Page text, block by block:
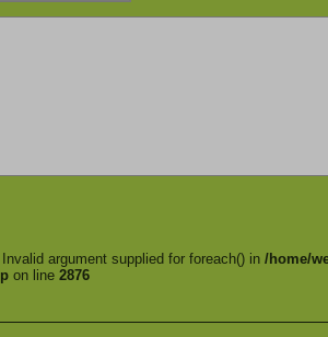
Invalid argument supplied for foreach() in /home/
on line 2876